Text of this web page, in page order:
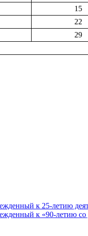
15
22
29
к 25-летию
к «90-летию со